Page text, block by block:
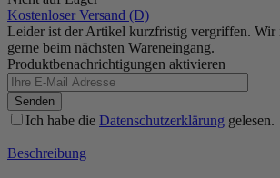
Kostenloser Versand (D)
Leider ist der Artikel kurzfristig vergriffen. Wir
gerne beim nächsten Wareneingang.
Produktbenachrichtigungen aktivieren
Senden
Ich habe die Datenschutzerklärung gelesen.
Beschreibung